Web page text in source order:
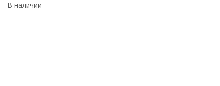
В наличии